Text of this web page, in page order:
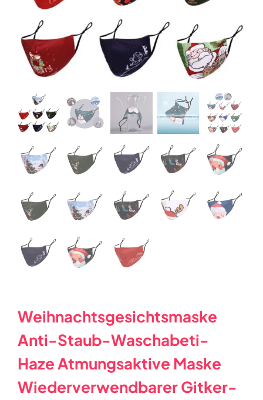
Weihnachtsgesichtsmaske
Anti-Staub-Waschabeti-
Haze Atmungsaktive Maske
Wiederverwendbarer Gitker-